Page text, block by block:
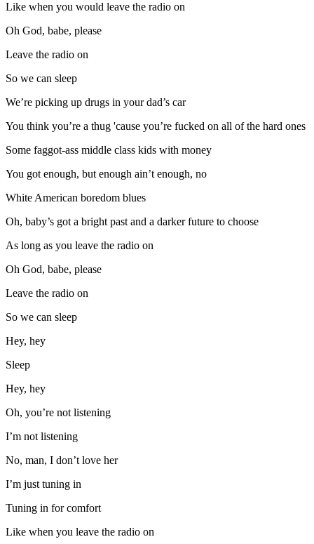
Like when you would leave the radio on
Oh God, babe, please
Leave the radio on
So we can sleep
We’re picking up drugs in your dad’s car
You think you’re a thug 'cause you’re fucked on all of the hard ones
Some faggot-ass middle class kids with money
You got enough, but enough ain’t enough, no
White American boredom blues
Oh, baby’s got a bright past and a darker future to choose
As long as you leave the radio on
Oh God, babe, please
Leave the radio on
So we can sleep
Hey, hey
Sleep
Hey, hey
Oh, you’re not listening
I’m not listening
No, man, I don’t love her
I’m just tuning in
Tuning in for comfort
Like when you leave the radio on